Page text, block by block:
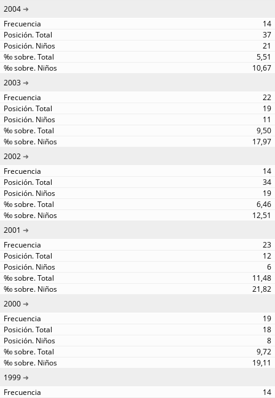
2004
14
37
21
5,51
10,67
2003
22
19
11
9,50
17,97
2002
14
34
19
6,46
12,51
2001
23
12
6
11,48
21,82
2000
19
18
8
9,72
19,11
1999
14